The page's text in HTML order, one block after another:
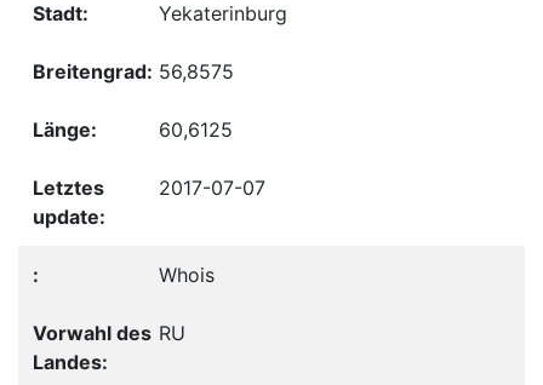
Yekaterinburg
56,8575
60,6125
2017-07-07
Whois
RU